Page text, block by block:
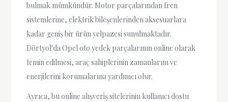
bulmak mümkündür. Motor parçalarından fren
sistemlerine, elektrik bileşenlerinden aksesuarlara
kadar geniş bir ürün yelpazesi sunulmaktadır.
Dörtyol'da Opel oto yedek parçalarının online olarak
temin edilmesi, araç sahiplerinin zamanlarını ve
enerjilerini korumalarına yardımcı olur.
Ayrıca, bu online alışveriş sitelerinin kullanıcı dostu